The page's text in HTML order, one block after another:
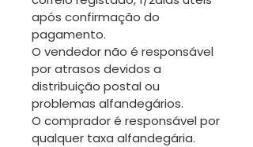
após confirmação do
pagamento.
O vendedor não é responsável
por atrasos devidos a
distribuição postal ou
problemas alfandegários.
O comprador é responsável por
qualquer taxa alfandegária.